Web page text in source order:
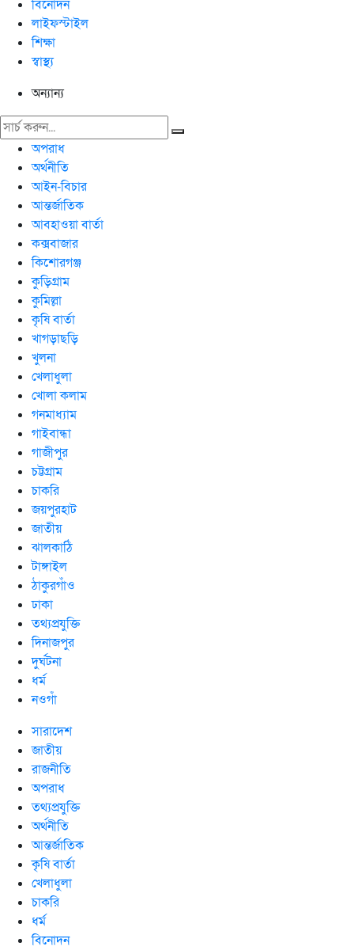
বিনোদন
লাইফস্টাইল
শিক্ষা
স্বাস্থ্য
অন্যান্য
অপরাধ
অর্থনীতি
আইন-বিচার
আন্তর্জাতিক
আবহাওয়া বার্তা
কক্সবাজার
কিশোরগঞ্জ
কুড়িগ্রাম
কুমিল্লা
কৃষি বার্তা
খাগড়াছড়ি
খুলনা
খেলাধুলা
খোলা কলাম
গনমাধ্যাম
গাইবান্ধা
গাজীপুর
চট্টগ্রাম
চাকরি
জয়পুরহাট
জাতীয়
ঝালকাঠি
টাঙ্গাইল
ঠাকুরগাঁও
ঢাকা
তথ্যপ্রযুক্তি
দিনাজপুর
দুর্ঘটনা
ধর্ম
নওগাঁ
সারাদেশ
জাতীয়
রাজনীতি
অপরাধ
তথ্যপ্রযুক্তি
অর্থনীতি
আন্তর্জাতিক
কৃষি বার্তা
খেলাধুলা
চাকরি
ধর্ম
বিনোদন